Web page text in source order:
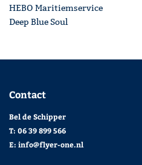
HEBO Maritiemservice
Deep Blue Soul
Contact
Bel de Schipper
T: 06 39 899 566
E: info@flyer-one.nl